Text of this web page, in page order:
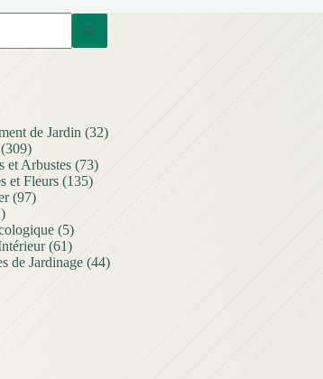
de Jardin (32)
(309)
et Arbustes (73)
et Fleurs (135)
(97)
(5)
(61)
de Jardinage (44)